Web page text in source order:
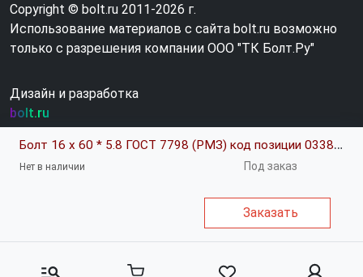
Болт 16 х 60 * 5.8 ГОСТ 7798 (РМЗ) код позиции 0338705
Нет в наличии Под заказ
Заказать
Copyright © bolt.ru 2011-2026 г.
Использование материалов с сайта bolt.ru возможно
только с разрешения компании ООО "ТК Болт.Ру"
Дизайн и разработка
bolt.ru